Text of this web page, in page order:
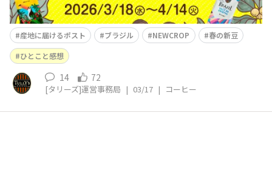
産地に届けるポスト ブラジル NEWCROP
春の新豆
ひとこと感想
14 72
[タリーズ]運営事務局 | 03/17 | コーヒー